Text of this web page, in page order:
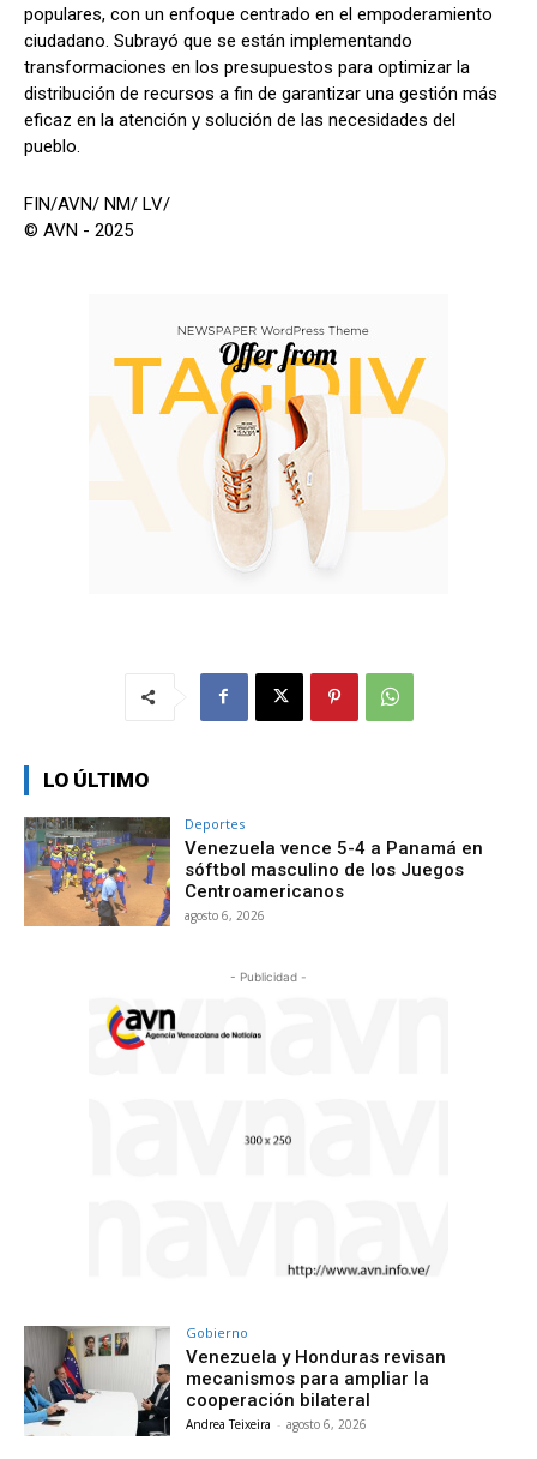
populares, con un enfoque centrado en el empoderamiento
ciudadano. Subrayó que se están implementando
transformaciones en los presupuestos para optimizar la
distribución de recursos a fin de garantizar una gestión más
eficaz en la atención y solución de las necesidades del
pueblo.
FIN/AVN/ NM/ LV/
© AVN - 2025
LO ÚLTIMO
Deportes
Venezuela vence 5-4 a Panamá en
sóftbol masculino de los Juegos
Centroamericanos
agosto 6, 2026
- Publicidad -
Gobierno
Venezuela y Honduras revisan
mecanismos para ampliar la
cooperación bilateral
Andrea Teixeira - agosto 6, 2026